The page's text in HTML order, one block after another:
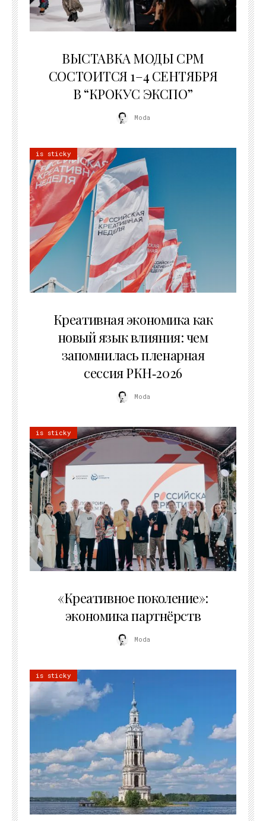
ВЫСТАВКА МОДЫ CPM
СОСТОИТСЯ 1–4 СЕНТЯБРЯ
В “КРОКУС ЭКСПО”
Moda
is sticky
Креативная экономика как
новый язык влияния: чем
запомнилась пленарная
сессия РКН‑2026
Moda
is sticky
«Креативное поколение»:
экономика партнёрств
Moda
is sticky